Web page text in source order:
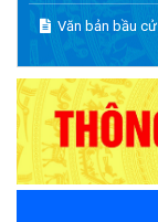
Văn bản bầu cử